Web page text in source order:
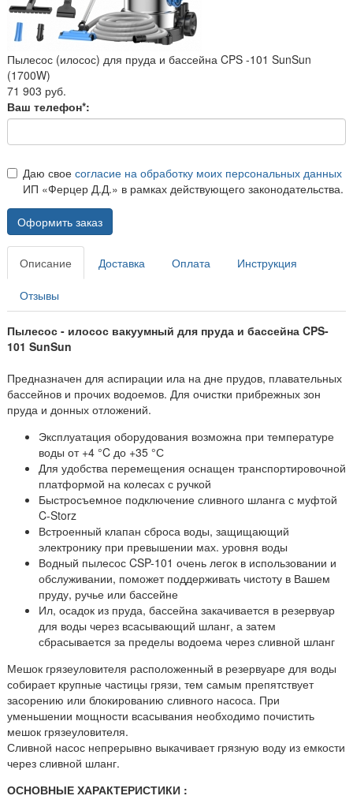
Пылесос (илосос) для пруда и бассейна CPS -101 SunSun
(1700W)
71 903 руб.
Ваш телефон*:
Даю свое согласие на обработку моих персональных данных
ИП «Ферцер Д.Д.» в рамках действующего законодательства.
Оформить заказ
Описание Доставка Оплата Инструкция
Отзывы
Пылесос - илосос вакуумный для пруда и бассейна CPS-
101 SunSun
Предназначен для аспирации ила на дне прудов, плавательных
бассейнов и прочих водоемов. Для очистки прибрежных зон
пруда и донных отложений.
Эксплуатация оборудования возможна при температуре
воды от +4 °C до +35 °С
Для удобства перемещения оснащен транспортировочной
платформой на колесах с ручкой
Быстросъемное подключение сливного шланга с муфтой
C-Storz
Встроенный клапан сброса воды, защищающий
электронику при превышении мах. уровня воды
Водный пылесос CSP-101 очень легок в использовании и
обслуживании, поможет поддерживать чистоту в Вашем
пруду, ручье или бассейне
Ил, осадок из пруда, бассейна закачивается в резервуар
для воды через всасывающий шланг, а затем
сбрасывается за пределы водоема через сливной шланг
Мешок грязеуловителя расположенный в резервуаре для воды
собирает крупные частицы грязи, тем самым препятствует
засорению или блокированию сливного насоса. При
уменьшении мощности всасывания необходимо почистить
мешок грязеуловителя.
Сливной насос непрерывно выкачивает грязную воду из емкости
через сливной шланг.
ОСНОВНЫЕ ХАРАКТЕРИСТИКИ :